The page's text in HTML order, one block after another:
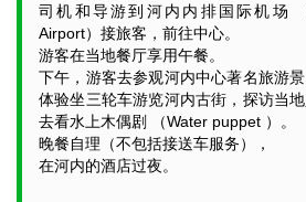
司机和导游到河内内排国际机场
Airport）接旅客，前往中心。
游客在当地餐厅享用午餐。
下午，游客去参观河内中心著名旅游
体验坐三轮车游览河内古街，探访当
去看水上木偶剧 （Water puppet ）。
晚餐自理（不包括接送车服务），
在河内的酒店过夜。